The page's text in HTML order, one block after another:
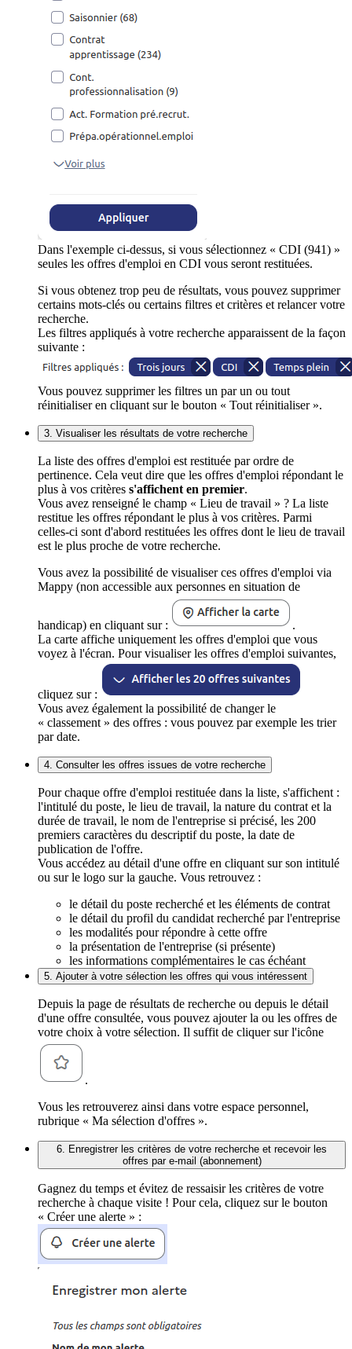
Dans l'exemple ci-dessus, si vous sélectionnez « CDI (941) »
seules les offres d'emploi en CDI vous seront restituées.
Si vous obtenez trop peu de résultats, vous pouvez supprimer
certains mots-clés ou certains filtres et critères et relancer votre
recherche.
Les filtres appliqués à votre recherche apparaissent de la façon
suivante :
Vous pouvez supprimer les filtres un par un ou tout
réinitialiser en cliquant sur le bouton « Tout réinitialiser ».
3. Visualiser les résultats de votre recherche
La liste des offres d'emploi est restituée par ordre de
pertinence. Cela veut dire que les offres d'emploi répondant le
plus à vos critères s'affichent en premier.
Vous avez renseigné le champ « Lieu de travail » ? La liste
restitue les offres répondant le plus à vos critères. Parmi
celles-ci sont d'abord restituées les offres dont le lieu de travail
est le plus proche de votre recherche.
Vous avez la possibilité de visualiser ces offres d'emploi via
Mappy (non accessible aux personnes en situation de
handicap) en cliquant sur :
.
La carte affiche uniquement les offres d'emploi que vous
voyez à l'écran. Pour visualiser les offres d'emploi suivantes,
cliquez sur :
Vous avez également la possibilité de changer le
« classement » des offres : vous pouvez par exemple les trier
par date.
4. Consulter les offres issues de votre recherche
Pour chaque offre d'emploi restituée dans la liste, s'affichent :
l'intitulé du poste, le lieu de travail, la nature du contrat et la
durée de travail, le nom de l'entreprise si précisé, les 200
premiers caractères du descriptif du poste, la date de
publication de l'offre.
Vous accédez au détail d'une offre en cliquant sur son intitulé
ou sur le logo sur la gauche. Vous retrouvez :
le détail du poste recherché et les éléments de contrat
le détail du profil du candidat recherché par l'entreprise
les modalités pour répondre à cette offre
la présentation de l'entreprise (si présente)
les informations complémentaires le cas échéant
5. Ajouter à votre sélection les offres qui vous intéressent
Depuis la page de résultats de recherche ou depuis le détail
d'une offre consultée, vous pouvez ajouter la ou les offres de
votre choix à votre sélection. Il suffit de cliquer sur l'icône
.
Vous les retrouverez ainsi dans votre espace personnel,
rubrique « Ma sélection d'offres ».
6. Enregistrer les critères de votre recherche et recevoir les
offres par e-mail (abonnement)
Gagnez du temps et évitez de ressaisir les critères de votre
recherche à chaque visite ! Pour cela, cliquez sur le bouton
« Créer une alerte » :